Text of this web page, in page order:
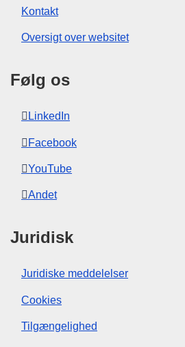
Kontakt
Oversigt over websitet
Følg os
LinkedIn
Facebook
YouTube
Andet
Juridisk
Juridiske meddelelser
Cookies
Tilgængelighed